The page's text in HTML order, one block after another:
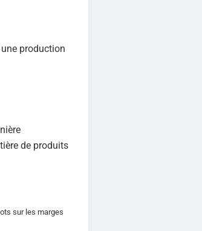
production
de produits
sur les marges